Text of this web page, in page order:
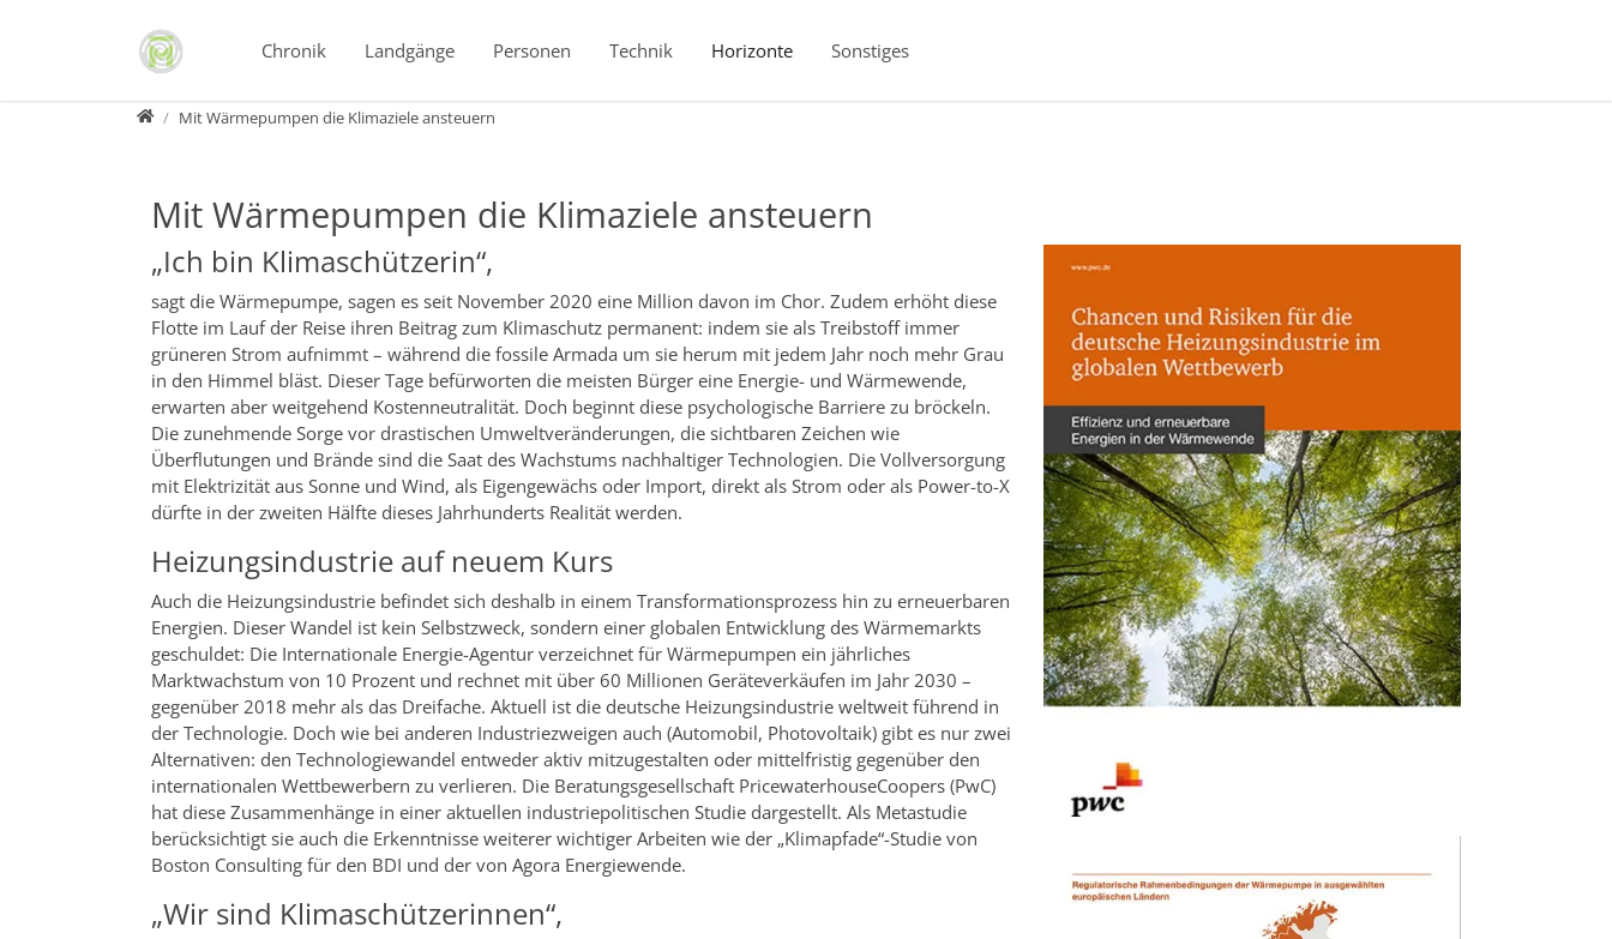
Chronik
Landgänge Personen Technik Horizonte Sonstiges
Horizonte
Mit Wärmepumpen die Klimaziele ansteuern
Mit Wärmepumpen die Klimaziele ansteuern
„Ich bin Klimaschützerin“,
sagt die Wärmepumpe, sagen es seit November 2020 eine Million davon im Chor. Zudem erhöht diese
Flotte im Lauf der Reise ihren Beitrag zum Klimaschutz permanent: indem sie als Treibstoff immer
grüneren Strom aufnimmt – während die fossile Armada um sie herum mit jedem Jahr noch mehr Grau
in den Himmel bläst. Dieser Tage befürworten die meisten Bürger eine Energie- und Wärmewende,
erwarten aber weitgehend Kostenneutralität. Doch beginnt diese psychologische Barriere zu bröckeln.
Die zunehmende Sorge vor drastischen Umweltveränderungen, die sichtbaren Zeichen wie
Überflutungen und Brände sind die Saat des Wachstums nachhaltiger Technologien. Die Vollversorgung
mit Elektrizität aus Sonne und Wind, als Eigengewächs oder Import, direkt als Strom oder als Power-to-X
dürfte in der zweiten Hälfte dieses Jahrhunderts Realität werden.
Heizungsindustrie auf neuem Kurs
Auch die Heizungsindustrie befindet sich deshalb in einem Transformationsprozess hin zu erneuerbaren
Energien. Dieser Wandel ist kein Selbstzweck, sondern einer globalen Entwicklung des Wärmemarkts
geschuldet: Die Internationale Energie-Agentur verzeichnet für Wärmepumpen ein jährliches
Marktwachstum von 10 Prozent und rechnet mit über 60 Millionen Geräteverkäufen im Jahr 2030 –
gegenüber 2018 mehr als das Dreifache. Aktuell ist die deutsche Heizungsindustrie weltweit führend in
der Technologie. Doch wie bei anderen Industriezweigen auch (Automobil, Photovoltaik) gibt es nur zwei
Alternativen: den Technologiewandel entweder aktiv mitzugestalten oder mittelfristig gegenüber den
internationalen Wettbewerbern zu verlieren. Die Beratungsgesellschaft PricewaterhouseCoopers (PwC)
hat diese Zusammenhänge in einer aktuellen industriepolitischen Studie dargestellt. Als Metastudie
berücksichtigt sie auch die Erkenntnisse weiterer wichtiger Arbeiten wie der „Klimapfade“-Studie von
Boston Consulting für den BDI und der von Agora Energiewende.
„Wir sind Klimaschützerinnen“,